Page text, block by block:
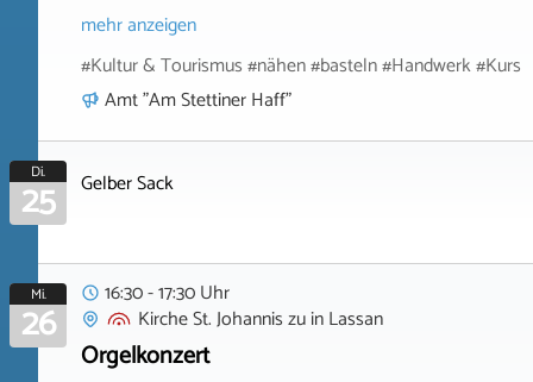
mehr anzeigen
#Kultur & Tourismus #nähen #basteln #Handwerk #Kurs
Amt "Am Stettiner Haff"
Di.
25 Gelber Sack
Mi.
26
16:30 - 17:30 Uhr
Kirche St. Johannis zuinLassan
Orgelkonzert